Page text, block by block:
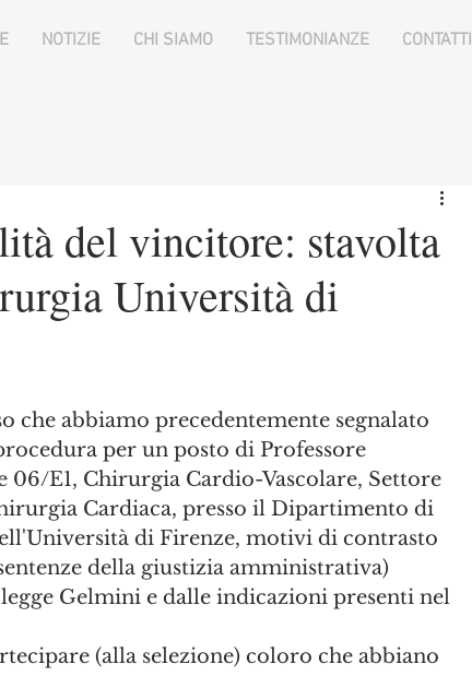
NOTIZIE CHI SIAMO TESTIMONIANZE CONTATTI
del vincitore: stavolta
Università di
che abbiamo precedentemente segnalato
per un posto di Professore
06/E1, Chirurgia Cardio-Vascolare, Settore
Cardiaca, presso il Dipartimento di
di Firenze, motivi di contrasto
della giustizia amministrativa)
Gelmini e dalle indicazioni presenti nel
(alla selezione) coloro che abbiano